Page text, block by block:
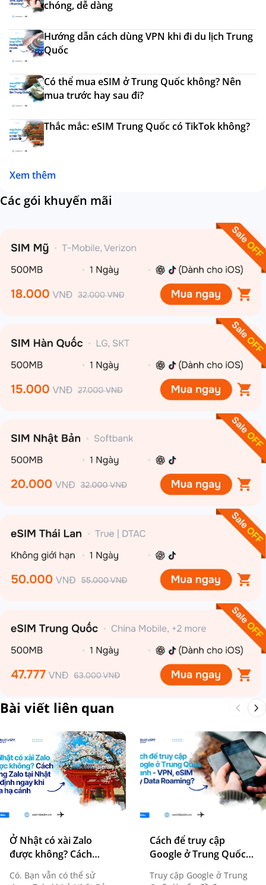
chóng, dễ dàng
Hướng dẫn cách dùng VPN khi đi du lịch Trung
Quốc
Có thể mua eSIM ở Trung Quốc không? Nên
mua trước hay sau đi?
Thắc mắc: eSIM Trung Quốc có TikTok không?
Xem thêm
Các gói khuyến mãi
Bài viết liên quan
Ở Nhật có xài Zalo
được không? Cách
dùng Zalo khi đi Nhật
Có. Bạn vẫn có thể sử
Cách để truy cập
Google ở Trung Quốc
Truy cập Google ở Trung